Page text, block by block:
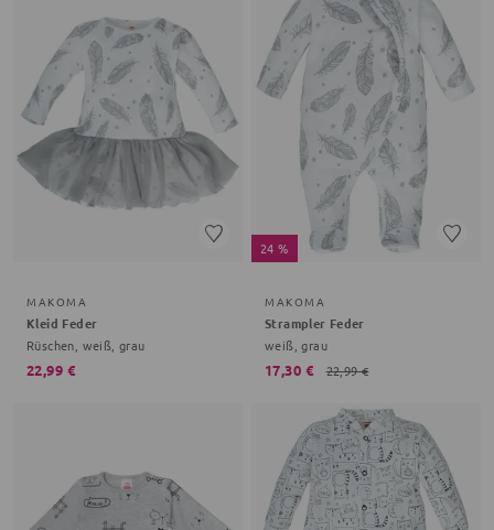
MAKOMA
Kleid Feder
Rüschen, weiß, grau
22,99 €
24 %
MAKOMA
Strampler Feder
weiß, grau
17,30 € 22,99 €